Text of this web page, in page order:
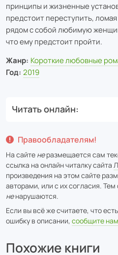
принципы и жизненные
предстоит переступить,
рядом с собой любимую
что ему предстоит пройти.
Жанр: Короткие любовные
Год: 2019
Читать онлайн
Правообладателям!
На сайте неразмещается сам
ссылка на онлайн читалку сайта
произведения на этом сайте
авторами, или с их согласия.
ненарушаются.
Если вы всё же считаете, что
ошибку в описании, сообщите
Похожие книги